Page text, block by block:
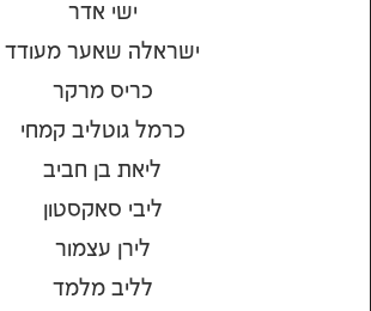
ישי אדר
ישראלה שאער מעודד
כריס מרקר
כרמל גוטליב קמחי
ליאת בן חביב
ליבי סאקסטון
לירן עצמור
לליב מלמד